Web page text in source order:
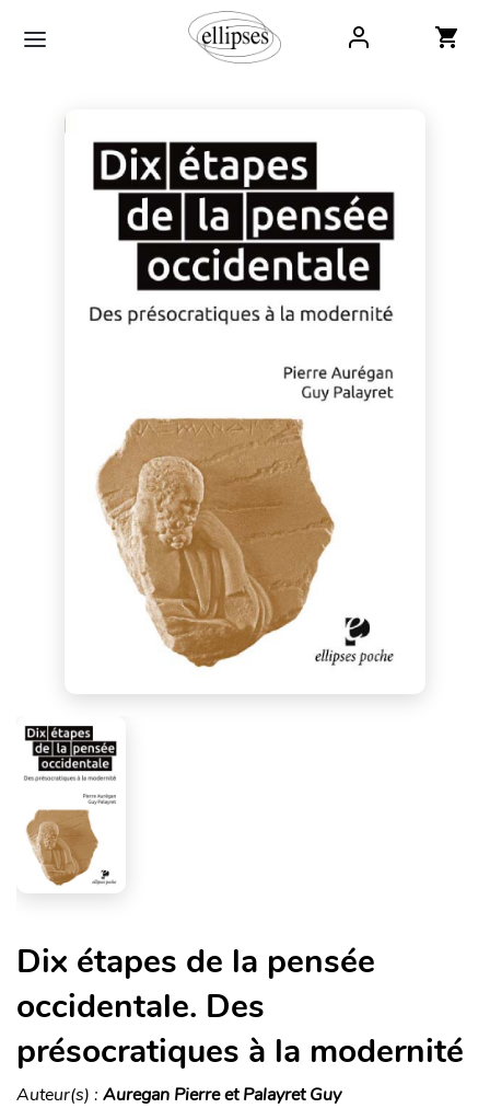
Dix étapes de la pensée
occidentale. Des
présocratiques à la modernité
Auteur(s) : Auregan Pierre et Palayret Guy